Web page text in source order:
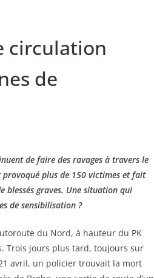
circulation
de
de faire des ravages à travers le
provoqué plus de 150 victimes et fait
blessés graves. Une situation qui
de sensibilisation ?
du Nord, à hauteur du PK
Trois jours plus tard, toujours sur
avril, un policier trouvait la mort